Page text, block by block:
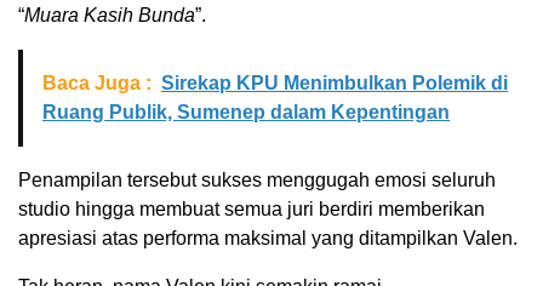
“Muara Kasih Bunda”.
Baca Juga : Sirekap KPU Menimbulkan Polemik di
Ruang Publik, Sumenep dalam Kepentingan
Penampilan tersebut sukses menggugah emosi seluruh
studio hingga membuat semua juri berdiri memberikan
apresiasi atas performa maksimal yang ditampilkan Valen.